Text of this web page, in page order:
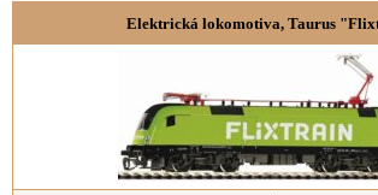
Elektrická lokomotiva, Taurus